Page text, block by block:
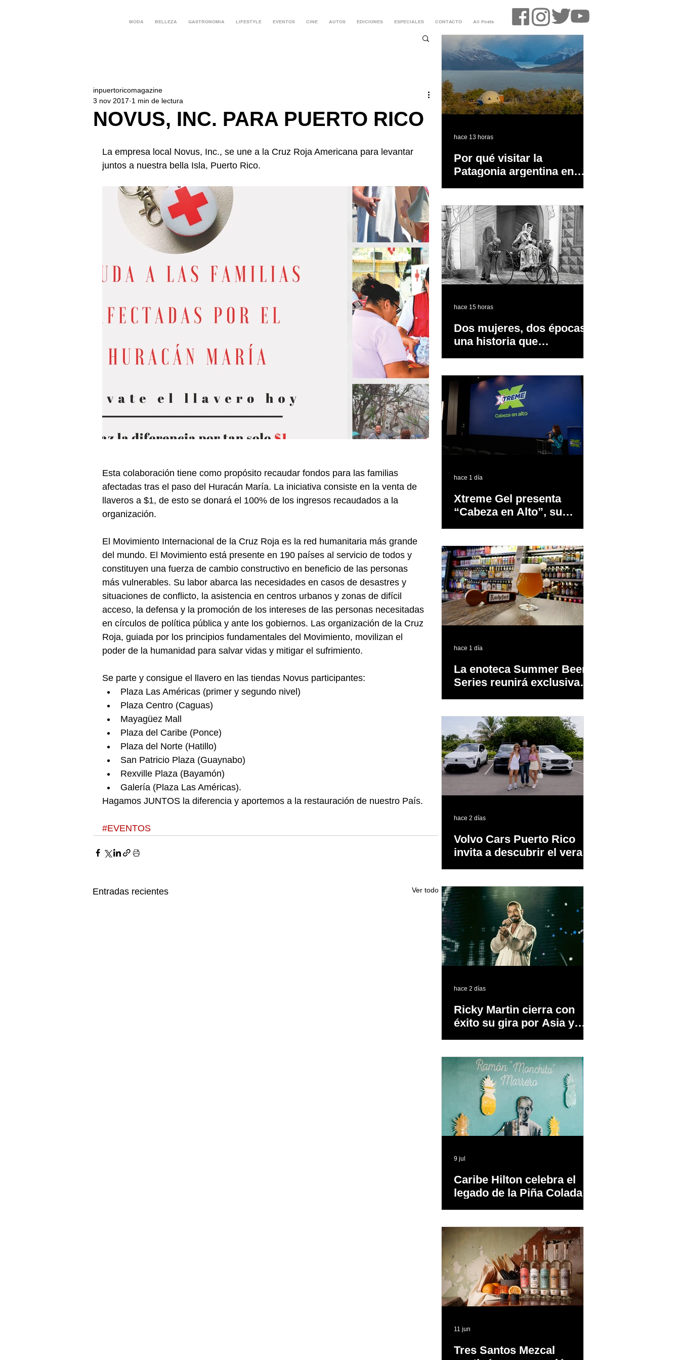
MODA BELLEZA GASTRONOMIA LIFESTYLE EVENTOS CINE AUTOS EDICIONES ESPECIALES CONTACTO All Posts
NOVUS, INC. PARA PUERTO RICO
inpuertoricomagazine
3 nov 2017 1 min de lectura
La empresa local Novus, Inc., se une a la Cruz Roja Americana para levantar
juntos a nuestra bella Isla, Puerto Rico.
Esta colaboración tiene como propósito recaudar fondos para las familias
afectadas tras el paso del Huracán María. La iniciativa consiste en la venta de
llaveros a $1, de esto se donará el 100% de los ingresos recaudados a la
organización.
El Movimiento Internacional de la Cruz Roja es la red humanitaria más grande
del mundo. El Movimiento está presente en 190 países al servicio de todos y
constituyen una fuerza de cambio constructivo en beneficio de las personas
más vulnerables. Su labor abarca las necesidades en casos de desastres y
situaciones de conflicto, la asistencia en centros urbanos y zonas de difícil
acceso, la defensa y la promoción de los intereses de las personas necesitadas
en círculos de política pública y ante los gobiernos. Las organización de la Cruz
Roja, guiada por los principios fundamentales del Movimiento, movilizan el
poder de la humanidad para salvar vidas y mitigar el sufrimiento.
Se parte y consigue el llavero en las tiendas Novus participantes:
Plaza Las Américas (primer y segundo nivel)
Plaza Centro (Caguas)
Mayagüez Mall
Plaza del Caribe (Ponce)
Plaza del Norte (Hatillo)
San Patricio Plaza (Guaynabo)
Rexville Plaza (Bayamón)
Galería (Plaza Las Américas).
Hagamos JUNTOS la diferencia y aportemos a la restauración de nuestro País.
#EVENTOS
Entradas recientes Ver todo
Por qué visitar la
Patagonia argentina en
hace 13 horas
Dos mujeres, dos épocas y
una historia que
hace 15 horas
Xtreme Gel presenta
“Cabeza en Alto”, su
producido completamente
en Puerto Rico
hace 1 día
La enoteca Summer Beer
Series reunirá exclusivas
público
hace 1 día
Volvo Cars Puerto Rico
invita a descubrir el verano
hace 2 días
Ricky Martin cierra con
éxito su gira por Asia y
hace 2 días
Caribe Hilton celebra el
legado de la Piña Colada,
9 jul
Tres Santos Mezcal
11 jun